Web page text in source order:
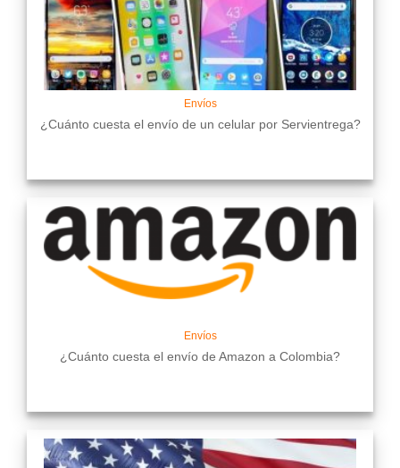
Envíos
¿Cuánto cuesta el envío de un celular por Servientrega?
Envíos
¿Cuánto cuesta el envío de Amazon a Colombia?